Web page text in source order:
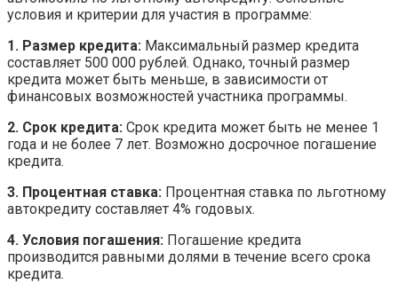
условия и критерии для участия в программе:
1. Размер кредита: Максимальный размер кредита
составляет 500 000 рублей. Однако, точный размер
кредита может быть меньше, в зависимости от
финансовых возможностей участника программы.
2. Срок кредита: Срок кредита может быть не менее 1
года и не более 7 лет. Возможно досрочное погашение
кредита.
3. Процентная ставка: Процентная ставка по льготному
автокредиту составляет 4% годовых.
4. Условия погашения: Погашение кредита
производится равными долями в течение всего срока
кредита.